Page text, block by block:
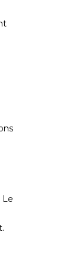
Le